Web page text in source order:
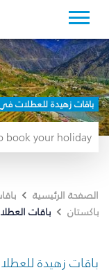
باقات زهيدة للعطلات
الصفحة الرئيسية
باكستان
باقات
باقات زهيدة